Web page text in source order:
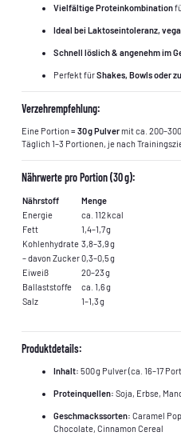
Vielfältige Proteinkombination
Ideal bei Laktoseintoleranz,
Schnell löslich & angenehm im
Perfekt fürShakes, Bowls oder
Verzehrempfehlung:
Eine Portion = 30 g Pulvermit ca.
Täglich 1–3 Portionen, je nach
Nährwerte pro Portion (30 g):
Nährstoff
Menge
Energie
ca. 112 kcal
Fett
1,4–1,7 g
Kohlenhydrate 3,8–3,9 g
– davon Zucker0,3–0,5 g
Eiweiß
20–23 g
Ballaststoffe
ca. 1,6 g
Salz
1–1,3 g
Produktdetails:
Inhalt: 500 g Pulver (ca. 16–17
Proteinquellen: Soja, Erbse,
Geschmackssorten: Caramel
Chocolate, Cinnamon Cereal